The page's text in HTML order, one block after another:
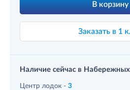
В корзину
Заказать в 1
Наличие сейчас в
Центр лодок - 3